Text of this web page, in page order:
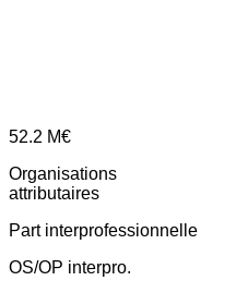
52.2 M€
Organisations
attributaires
Part interprofessionnelle
OS/OP interpro.